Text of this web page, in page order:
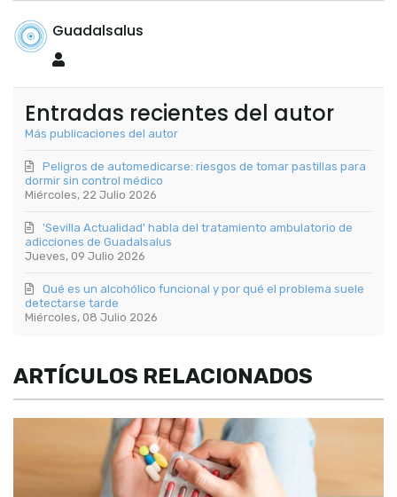
Guadalsalus
Guadalsalus
Entradas recientes del autor
Más publicaciones del autor
Miércoles, 22 Julio 2026
Peligros de automedicarse: riesgos de tomar pastillas para
dormir sin control médico
Jueves, 09 Julio 2026
'Sevilla Actualidad' habla del tratamiento ambulatorio de
adicciones de Guadalsalus
Miércoles, 08 Julio 2026
Qué es un alcohólico funcional y por qué el problema suele
detectarse tarde
ARTÍCULOS RELACIONADOS